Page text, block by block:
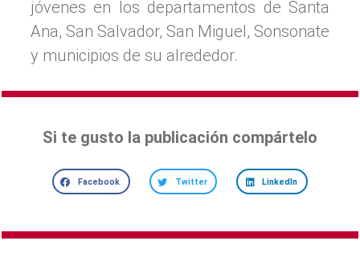
jóvenes en los departamentos de Santa
Ana, San Salvador, San Miguel, Sonsonate
y municipios de su alrededor.
Si te gusto la publicación compártelo
Facebook Twitter LinkedIn